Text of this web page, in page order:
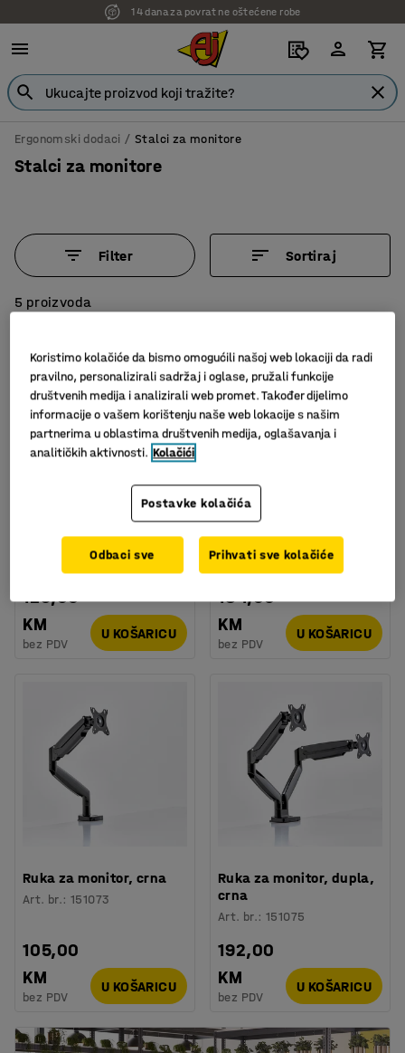
14 dana za povrat ne oštećene robe
Ergonomski dodaci Stalci za monitore
Stalci za monitore
Filter Sortiraj
5 proizvoda
Nosač za monitor, sivi
151072
129,00
KM
bez PDV
U KOŠARICU
Ruka za monitor, dupla,
siva
Art. br. :151074
184,00
KM
bez PDV
U KOŠARICU
Ruka za monitor, crna
Art. br.:151073
105,00
KM
bez PDV
U KOŠARICU
Ruka za monitor, dupla,
crna
Art. br.:151075
192,00
KM
bez PDV
U KOŠARICU
Koristimo kolačiće da bismo omogućili našoj web lokaciji da radi
pravilno, personalizirali sadržaj i oglase, pružali funkcije
društvenih medija i analizirali web promet. Također dijelimo
informacije o vašem korištenju naše web lokacije s našim
partnerima u oblastima društvenih medija, oglašavanja i
analitičkih aktivnosti. Kolačići
Postavke kolačića
Odbaci sve Prihvati sve kolačiće